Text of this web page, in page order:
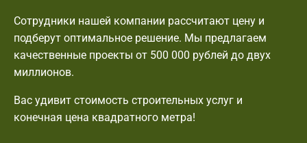
Сотрудники нашей компании рассчитают цену и
подберут оптимальное решение. Мы предлагаем
качественные проекты от 500 000 рублей до двух
миллионов.
Вас удивит стоимость строительных услуг и
конечная цена квадратного метра!